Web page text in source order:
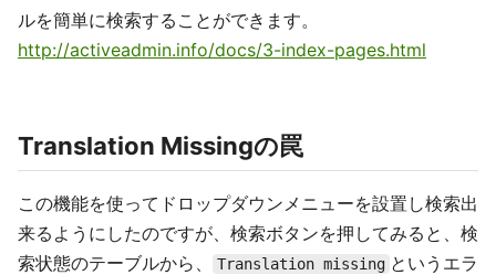
ルを簡単に検索することができます。
http://activeadmin.info/docs/3-index-pages.html
Translation Missingの罠
この機能を使ってドロップダウンメニューを設置し検索出
来るようにしたのですが、検索ボタンを押してみると、検
索状態のテーブルから、
Translation missing というエラ